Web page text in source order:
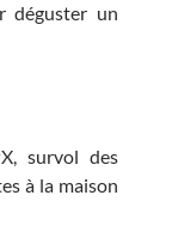
déguster un
survol des
à la maison